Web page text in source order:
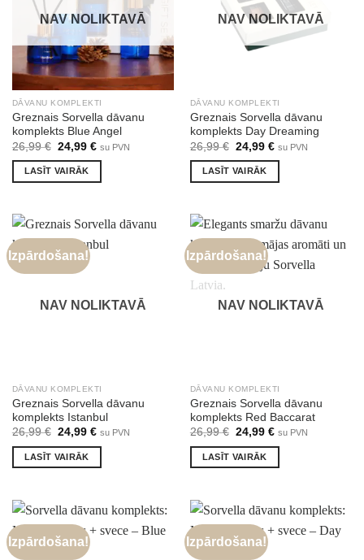
NAV NOLIKTAVĀ
DĀVANU KOMPLEKTI
Greznais Sorvella dāvanu
komplekts Blue Angel
26,99€ Original
price
was:
26,99 €.
24,99 €Current
su PVN
LASĪT VAIRĀK
NAV NOLIKTAVĀ
DĀVANU KOMPLEKTI
Greznais Sorvella dāvanu
komplekts Day Dreaming
26,99€ Original
price
was:
26,99 €.
24,99 €Current
su PVN
LASĪT VAIRĀK
Izpārdošana!
NAV NOLIKTAVĀ
DĀVANU KOMPLEKTI
Greznais Sorvella dāvanu
komplekts Istanbul
26,99€ Original
was:
26,99 €.
24,99 €Current
su PVN
LASĪT VAIRĀK
Izpārdošana!
NAV NOLIKTAVĀ
DĀVANU KOMPLEKTI
Greznais Sorvella dāvanu
komplekts Red Baccarat
26,99€ Original
was:
26,99 €.
24,99 €Current
su PVN
LASĪT VAIRĀK
Izpārdošana! Izpārdošana!